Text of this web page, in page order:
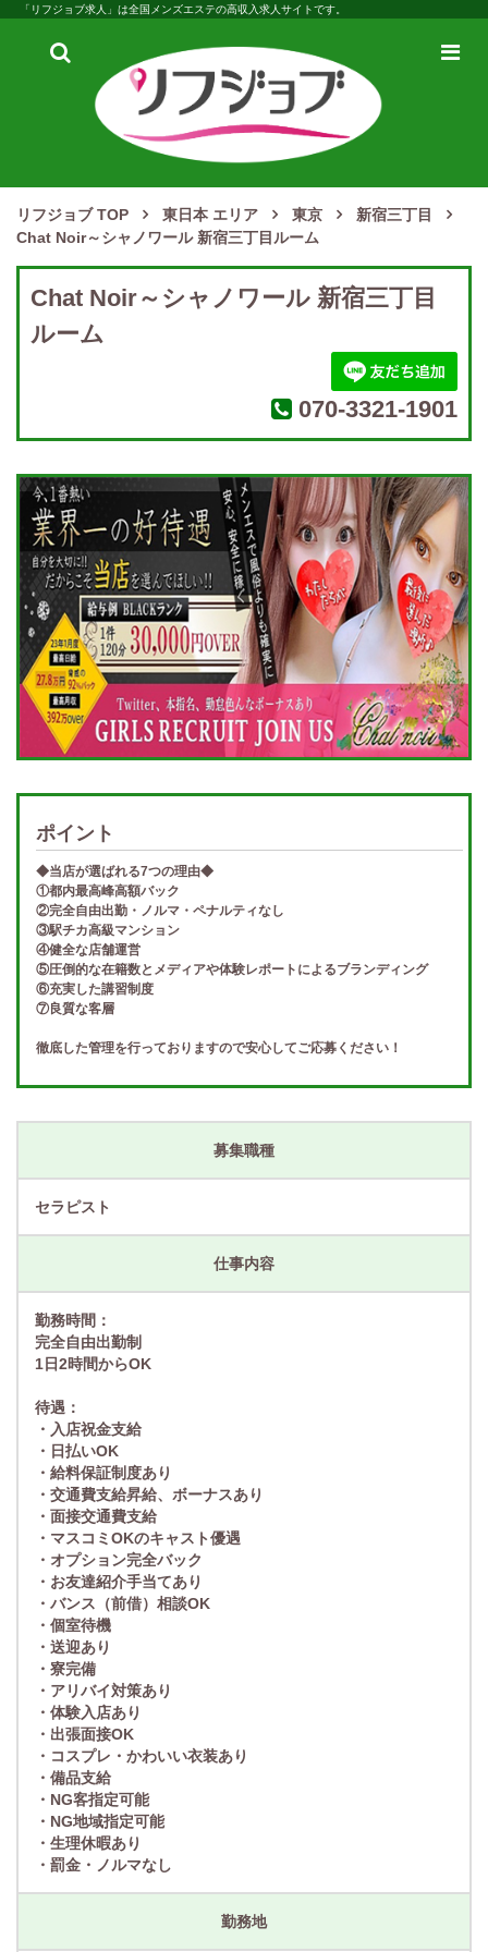
「リフジョブ求人」は全国メンズエステの高収入求人サイトです。
検
メ
リフジョブ TOP 東日本 エリア 東京
新宿三丁目
Chat Noir～シャノワール 新宿三丁目ルーム
Chat Noir～シャノワール 新宿三丁目
ルーム
070-3321-1901
ポイント
◆当店が選ばれる7つの理由◆
①都内最高峰高額バック
②完全自由出勤・ノルマ・ペナルティなし
③駅チカ高級マンション
④健全な店舗運営
⑤圧倒的な在籍数とメディアや体験レポートによるブランディング
⑥充実した講習制度
⑦良質な客層
徹底した管理を行っておりますので安心してご応募ください！
募集職種
セラピスト
仕事内容
勤務時間：
完全自由出勤制
1日2時間からOK
待遇：
・入店祝金支給
・日払いOK
・給料保証制度あり
・交通費支給昇給、ボーナスあり
・面接交通費支給
・マスコミOKのキャスト優遇
・オプション完全バック
・お友達紹介手当てあり
・バンス（前借）相談OK
・個室待機
・送迎あり
・寮完備
・アリバイ対策あり
・体験入店あり
・出張面接OK
・コスプレ・かわいい衣装あり
・備品支給
・NG客指定可能
・NG地域指定可能
・生理休暇あり
・罰金・ノルマなし
勤務地